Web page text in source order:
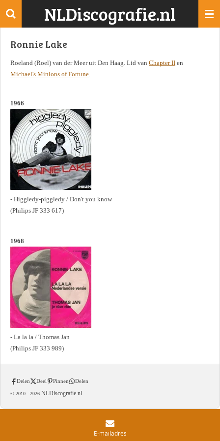
Ga
de
NLDiscografie.nl
Ronnie Lake
Roeland (Roel) van der Meer uit Den Haag. Lid van Chapter II en
Michael's Minions of Fortune.
1966
- Higgledy-piggledy / Don't you know
(Philips JF 333 617)
1968
- La la la / Thomas Jan
(Philips JF 333 989)
Delen Deel Pinnen Delen
© 2010 - 2026 NLDiscografie.nl
E-mailadres